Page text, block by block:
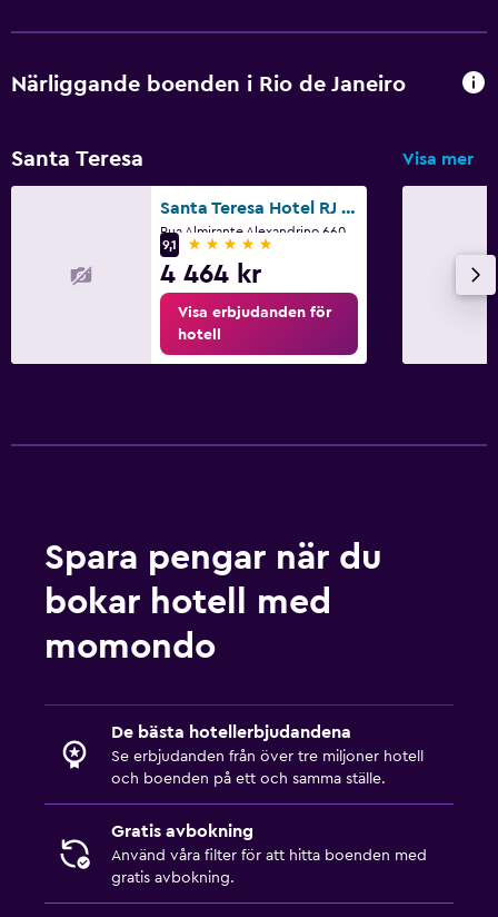
Närliggande boenden i Rio de Janeiro
Santa Teresa Visa mer
Santa Teresa Hotel RJ - MGallery
9,1
5 stjärnor
4 464 kr
Visa erbjudanden för
hotell
Spara pengar när du
bokar hotell med
momondo
De bästa hotellerbjudandena
Se erbjudanden från över tre miljoner hotell
och boenden på ett och samma ställe.
Gratis avbokning
Använd våra filter för att hitta boenden med
gratis avbokning.